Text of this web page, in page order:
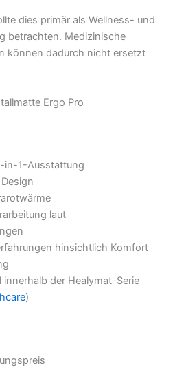
dies primär als Wellness- und
betrachten. Medizinische
können dadurch nicht ersetzt
Ergo Pro
in-1-Ausstattung
laut
hinsichtlich Komfort
innerhalb der Healymat-Serie
)